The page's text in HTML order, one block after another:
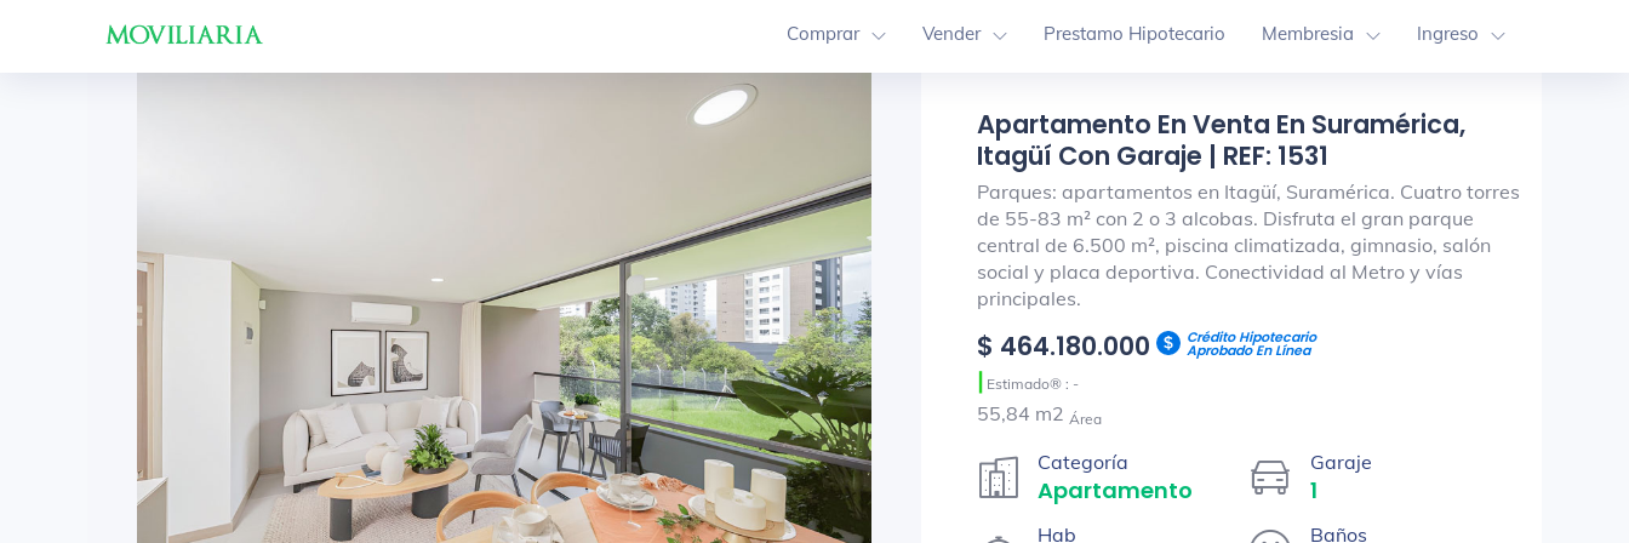
Comprar Vender Prestamo Hipotecario Membresia Ingreso
Apartamento En Venta En Suramérica,
Itagüí Con Garaje | REF: 1531
Parques: apartamentos en Itagüí, Suramérica. Cuatro torres
de 55-83 m² con 2 o 3 alcobas. Disfruta el gran parque
central de 6.500 m², piscina climatizada, gimnasio, salón
social y placa deportiva. Conectividad al Metro y vías
principales.
$ 464.180.000 Crédito Hipotecario
Aprobado En Línea
| Estimado® : -
55,84 m2 Área
Categoría
Apartamento
Garaje
1
Hab Baños